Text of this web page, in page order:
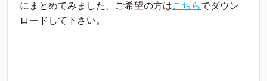
にまとめてみました。ご希望の方はこちらでダウン
ロードして下さい。